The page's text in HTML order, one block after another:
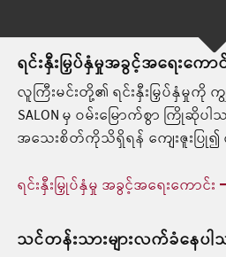
ရင်းနှီးမြှပ်နှံမှုအခွင့်အရေးကော
လူကြီးမင်းတို့၏ ရင်းနှီးမြှပ်နှံမှုကို ကျွန်ု
SALON မှ ဝမ်းမြောက်စွာ ကြိုဆိုပါ
အသေးစိတ်ကိုသိရှိရန် ကျေးဇူးပ
ရင်းနှီးမြှုပ်နှံမှု အခွင့်အရေးကောင်း
သင်တန်းသားများလက်ခံနေပ